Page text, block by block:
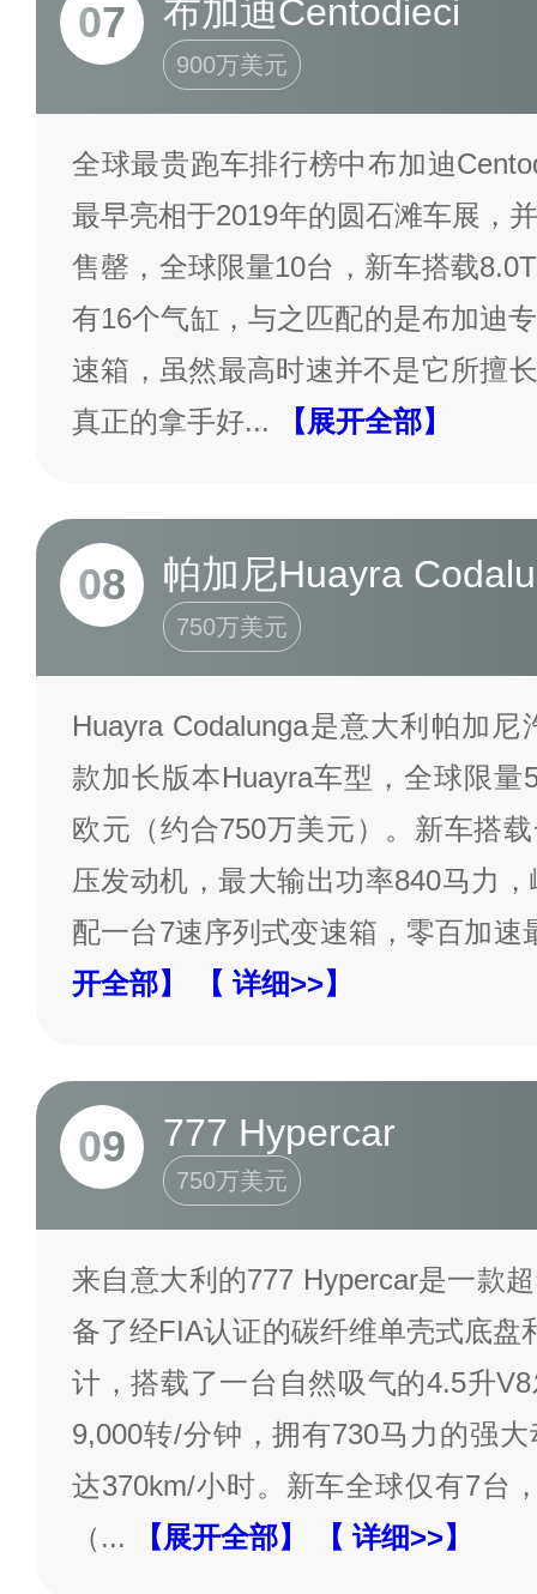
07 布加迪Centodieci
900万美元
全球最贵跑车排行榜中布加迪
最早亮相于2019年的圆石滩车展，
售罄，全球限量10台，新车搭载
有16个气缸，与之匹配的是布加迪
速箱，虽然最高时速并不是它所擅
真正的拿手好... 【展开全部】
08 帕加尼Huayra
750万美元
Huayra Codalunga是意大利帕加
款加长版本Huayra车型，全球限
欧元（约合750万美元）。新车搭
压发动机，最大输出功率840马力
配一台7速序列式变速箱，零百加速
开全部】
【 详细>>】
09 777 Hypercar
750万美元
来自意大利的777 Hypercar是一款
备了经FIA认证的碳纤维单壳式底盘
计，搭载了一台自然吸气的4.5升
9,000转/分钟，拥有730马力的强
达370km/小时。新车全球仅有7台
（ ... 【展开全部】 【 详细>>】